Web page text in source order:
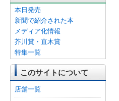
本日発売
新聞で紹介された本
メディア化情報
芥川賞・直木賞
特集一覧
このサイトについて
店舗一覧